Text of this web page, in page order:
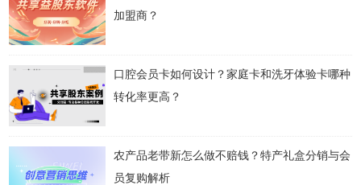
加盟商？
口腔会员卡如何设计？家庭卡和洗牙体验卡哪种
转化率更高？
农产品老带新怎么做不赔钱？特产礼盒分销与会
员复购解析